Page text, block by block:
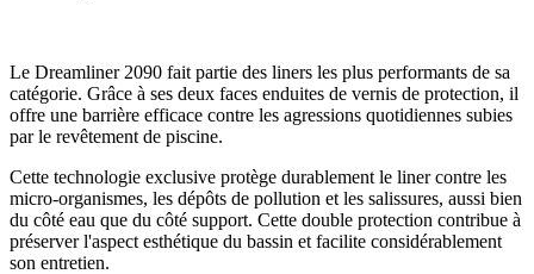
Le Dreamliner 2090 fait partie des liners les plus performants de sa
catégorie. Grâce à ses deux faces enduites de vernis de protection, il
offre une barrière efficace contre les agressions quotidiennes subies
par le revêtement de piscine.
Cette technologie exclusive protège durablement le liner contre les
micro-organismes, les dépôts de pollution et les salissures, aussi bien
du côté eau que du côté support. Cette double protection contribue à
préserver l'aspect esthétique du bassin et facilite considérablement
son entretien.